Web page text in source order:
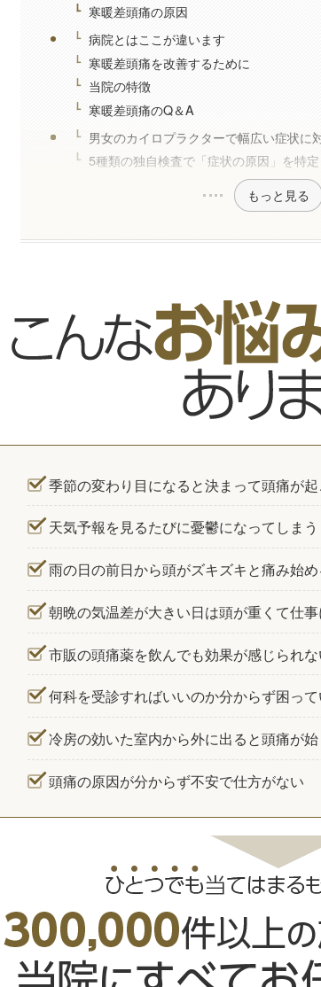
寒暖差頭痛の原因
病院とはここが違います
寒暖差頭痛を改善するために
当院の特徴
寒暖差頭痛のQ＆A
男女のカイロプラクターで幅広い症状に
5種類の独自検査で「症状の原因」を特定
もっと見る
季節の変わり目になると決まって頭痛が
天気予報を見るたびに憂鬱になってしまう
雨の日の前日から頭がズキズキと痛み始
朝晩の気温差が大きい日は頭が重くて仕
市販の頭痛薬を飲んでも効果が感じられ
何科を受診すればいいのか分からず困っ
冷房の効いた室内から外に出ると頭痛が
頭痛の原因が分からず不安で仕方がない